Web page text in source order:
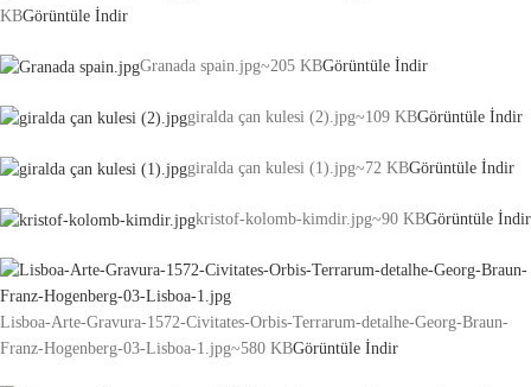
KBGörüntüle İndir
Granada spain.jpg~205 KBGörüntüle İndir
giralda çan kulesi (2).jpg~109 KBGörüntüle İndir
giralda çan kulesi (1).jpg~72 KBGörüntüle İndir
kristof-kolomb-kimdir.jpg~90 KBGörüntüle İndir
Lisboa-Arte-Gravura-1572-Civitates-Orbis-Terrarum-detalhe-Georg-Braun-
Franz-Hogenberg-03-Lisboa-1.jpg~580 KBGörüntüle İndir